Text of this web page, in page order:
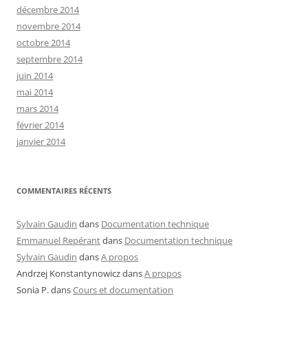
décembre 2014
novembre 2014
octobre 2014
septembre 2014
juin 2014
mai 2014
mars 2014
février 2014
janvier 2014
COMMENTAIRES RÉCENTS
Sylvain Gaudin dans Documentation technique
Emmanuel Repérantdans Documentation technique
Sylvain Gaudin dansA propos
Andrzej KonstantynowiczdansA propos
Sonia P.dansCours et documentation